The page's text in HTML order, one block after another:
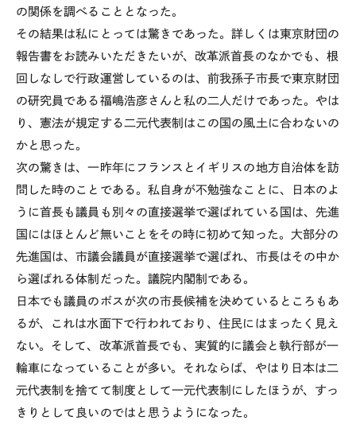
の関係を調べることとなった。
その結果は私にとっては驚きであった。詳しくは東京財団の
報告書をお読みいただきたいが、改革派首長のなかでも、根
回しなしで行政運営しているのは、前我孫子市長で東京財団
の研究員である福嶋浩彦さんと私の二人だけであった。やは
り、憲法が規定する二元代表制はこの国の風土に合わないの
かと思った。
次の驚きは、一昨年にフランスとイギリスの地方自治体を訪
問した時のことである。私自身が不勉強なことに、日本のよ
うに首長も議員も別々の直接選挙で選ばれている国は、先進
国にはほとんど無いことをその時に初めて知った。大部分の
先進国は、市議会議員が直接選挙で選ばれ、市長はその中か
ら選ばれる体制だった。議院内閣制である。
日本でも議員のボスが次の市長候補を決めているところもあ
るが、これは水面下で行われており、住民にはまったく見え
ない。そして、改革派首長でも、実質的に議会と執行部が一
輪車になっていることが多い。それならば、やはり日本は二
元代表制を捨てて制度として一元代表制にしたほうが、すっ
きりとして良いのではと思うようになった。